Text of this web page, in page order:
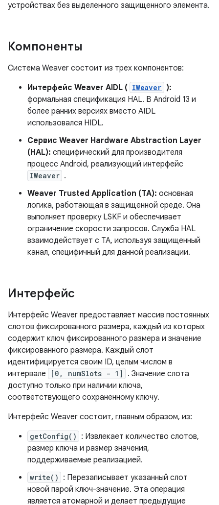
устройствах без выделенного защищенного элемента.
Компоненты
Система Weaver состоит из трех компонентов:
Интерфейс Weaver AIDL ( IWeaver ):
формальная спецификация HAL. В Android 13 и
более ранних версиях вместо AIDL
использовался HIDL.
Сервис Weaver Hardware Abstraction Layer
(HAL): специфический для производителя
процесс Android, реализующий интерфейс
IWeaver .
Weaver Trusted Application (TA): основная
логика, работающая в защищенной среде. Она
выполняет проверку LSKF и обеспечивает
ограничение скорости запросов. Служба HAL
взаимодействует с TA, используя защищенный
канал, специфичный для данной реализации.
Интерфейс
Интерфейс Weaver предоставляет массив постоянных
слотов фиксированного размера, каждый из которых
содержит ключ фиксированного размера и значение
фиксированного размера. Каждый слот
идентифицируется своим ID, целым числом в
интервале
[0, numSlots - 1]
. Значение слота
доступно только при наличии ключа,
соответствующего сохраненному ключу.
Интерфейс Weaver состоит, главным образом, из:
getConfig()
: Извлекает количество слотов,
размер ключа и размер значения,
поддерживаемые реализацией.
write()
: Перезаписывает указанный слот
новой парой ключ-значение. Эта операция
является атомарной и делает предыдущие